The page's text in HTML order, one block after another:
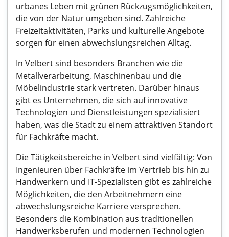
urbanes Leben mit grünen Rückzugsmöglichkeiten,
die von der Natur umgeben sind. Zahlreiche
Freizeitaktivitäten, Parks und kulturelle Angebote
sorgen für einen abwechslungsreichen Alltag.
In Velbert sind besonders Branchen wie die
Metallverarbeitung, Maschinenbau und die
Möbelindustrie stark vertreten. Darüber hinaus
gibt es Unternehmen, die sich auf innovative
Technologien und Dienstleistungen spezialisiert
haben, was die Stadt zu einem attraktiven Standort
für Fachkräfte macht.
Die Tätigkeitsbereiche in Velbert sind vielfältig: Von
Ingenieuren über Fachkräfte im Vertrieb bis hin zu
Handwerkern und IT-Spezialisten gibt es zahlreiche
Möglichkeiten, die den Arbeitnehmern eine
abwechslungsreiche Karriere versprechen.
Besonders die Kombination aus traditionellen
Handwerksberufen und modernen Technologien